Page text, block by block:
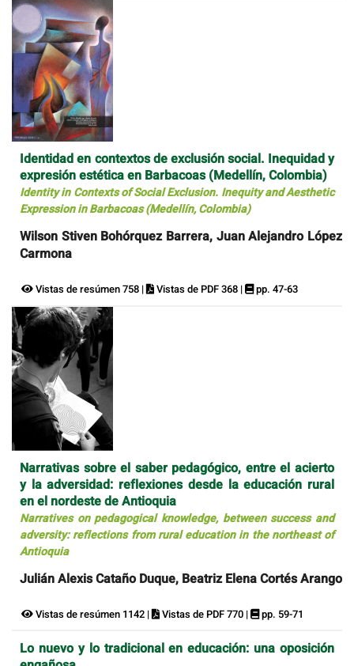
Identidad en contextos de exclusión social. Inequidad y
expresión estética en Barbacoas (Medellín, Colombia)
Identity in Contexts of Social Exclusion. Inequity and Aesthetic
Expression in Barbacoas (Medellín, Colombia)
Wilson Stiven Bohórquez Barrera, Juan Alejandro López
Carmona
Vistas de resúmen 758 | Vistas de PDF 368 | pp. 47-63
Narrativas sobre el saber pedagógico, entre el acierto
y la adversidad: reflexiones desde la educación rural
en el nordeste de Antioquia
Narratives on pedagogical knowledge, between success and
adversity: reflections from rural education in the northeast of
Antioquia
Julián Alexis Cataño Duque, Beatriz Elena Cortés Arango
Vistas de resúmen 1142 | Vistas de PDF 770 | pp. 59-71
Lo nuevo y lo tradicional en educación: una oposición